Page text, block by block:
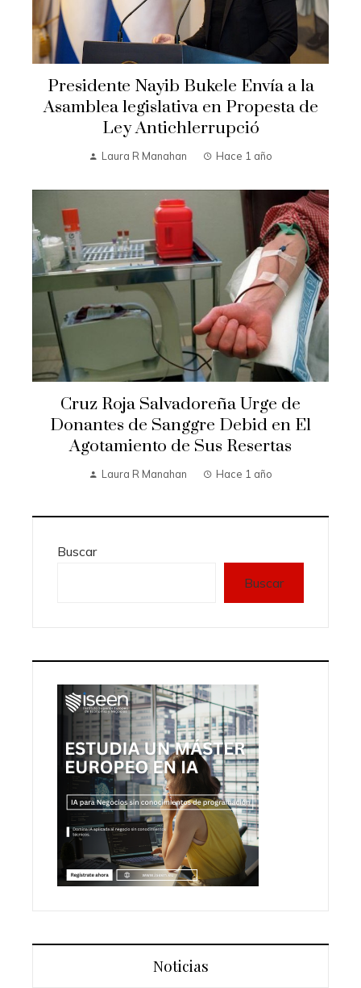
Presidente Nayib Bukele Envía a la
Asamblea legislativa en Propesta de
Ley Antichlerrupció
Laura R Manahan Hace 1 año
Cruz Roja Salvadoreña Urge de
Donantes de Sanggre Debid en El
Agotamiento de Sus Resertas
Laura R Manahan Hace 1 año
Buscar
Buscar
Noticias